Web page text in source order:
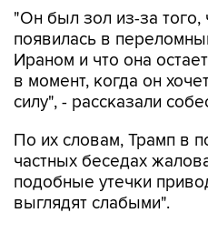
Ираном и что она
в момент, когда он
силу", - рассказали
По их словам, Трамп в
подобные утечки
выглядят слабыми".
Ранее в четверг Трамп